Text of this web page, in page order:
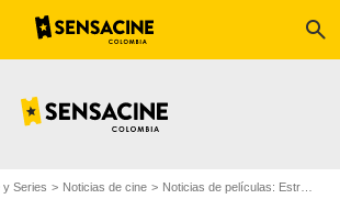
search
y Series Noticias de cine Noticias de películas: Estreno de película